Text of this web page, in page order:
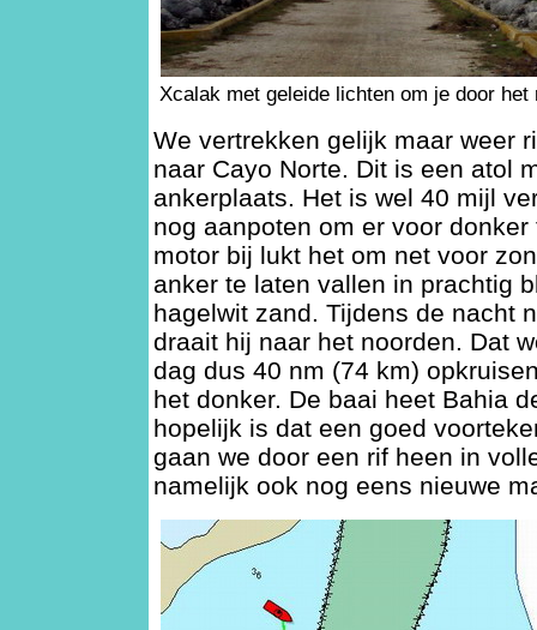
Xcalak met geleide lichten om je door het
We vertrekken gelijk maar weer
naar Cayo Norte. Dit is een atol
ankerplaats. Het is wel 40 mijl
nog aanpoten om er voor
motor bij lukt het om net voor
anker te laten vallen in prachtig
hagelwit zand. Tijdens de nacht
draait hij naar het noorden. Dat
dag dus 40 nm (74 km)
het donker. De baai heet Bahia
hopelijk is dat een goed
gaan we door een rif heen in
namelijk ook nog eens nieuwe